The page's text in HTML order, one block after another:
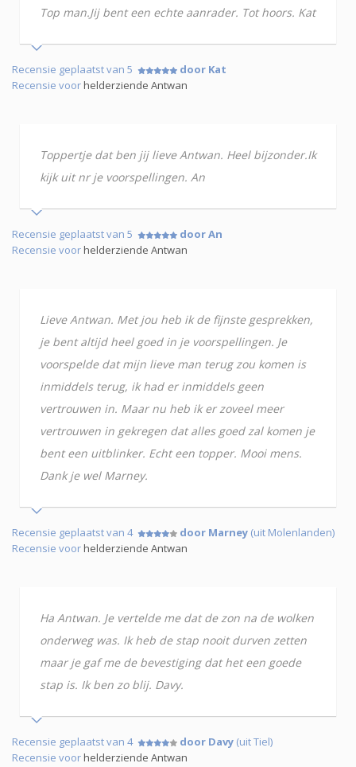
Top man.Jij bent een echte aanrader. Tot hoors. Kat
Recensie geplaatst van 5
door Kat
Recensie voorhelderziende Antwan
Toppertje dat ben jij lieve Antwan. Heel bijzonder.Ik
kijk uit nr je voorspellingen. An
Recensie geplaatst van 5
door An
Recensie voorhelderziende Antwan
Lieve Antwan. Met jou heb ik de fijnste gesprekken,
je bent altijd heel goed in je voorspellingen. Je
voorspelde dat mijn lieve man terug zou komen is
inmiddels terug, ik had er inmiddels geen
vertrouwen in. Maar nu heb ik er zoveel meer
vertrouwen in gekregen dat alles goed zal komen je
bent een uitblinker. Echt een topper. Mooi mens.
Dank je wel Marney.
Recensie geplaatst van 4 door Marney (uit Molenlanden)
Recensie voorhelderziende Antwan
Ha Antwan. Je vertelde me dat de zon na de wolken
onderweg was. Ik heb de stap nooit durven zetten
maar je gaf me de bevestiging dat het een goede
stap is. Ik ben zo blij. Davy.
Recensie geplaatst van 4 door Davy (uit Tiel)
Recensie voorhelderziende Antwan